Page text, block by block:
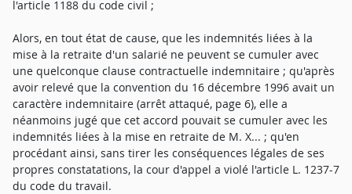
l'article 1188 du code civil ;
Alors, en tout état de cause, que les indemnités liées à la
mise à la retraite d'un salarié ne peuvent se cumuler avec
une quelconque clause contractuelle indemnitaire ; qu'après
avoir relevé que la convention du 16 décembre 1996 avait un
caractère indemnitaire (arrêt attaqué, page 6), elle a
néanmoins jugé que cet accord pouvait se cumuler avec les
indemnités liées à la mise en retraite de M. X... ; qu'en
procédant ainsi, sans tirer les conséquences légales de ses
propres constatations, la cour d'appel a violé l'article L. 1237-7
du code du travail.